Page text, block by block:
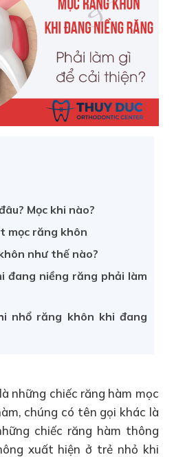
Mọc khi nào?
mọc răng khôn
như thế nào?
đang niềng răng phải làm
nhổ răng khôn khi đang
những chiếc răng hàm mọc
chúng có tên gọi khác là
chiếc răng hàm thông
xuất hiện ở trẻ nhỏ khi